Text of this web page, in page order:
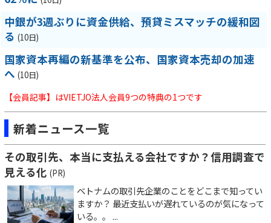
中銀が3週ぶりに資金供給、預貸ミスマッチの緩和図
る (10日)
国家資本再編の新基準を公布、国家資本売却の加速
へ (10日)
【会員記事】はVIETJO法人会員9つの特典の1つです
新着ニュース一覧
その取引先、本当に支払える会社ですか？信用調査で
見える化 (PR)
ベトナムの取引先企業のことをどこまで知ってい
ますか？ 最近支払いが遅れているのが気になって
いる。。 ...